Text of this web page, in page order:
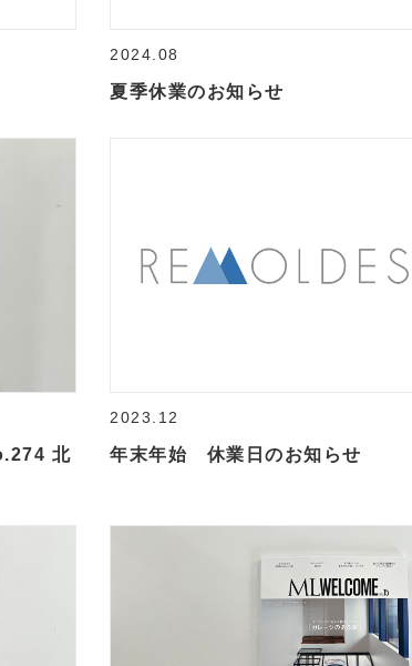
2024.08
夏季休業のお知らせ
北
2023.12
年末年始 休業日のお知らせ